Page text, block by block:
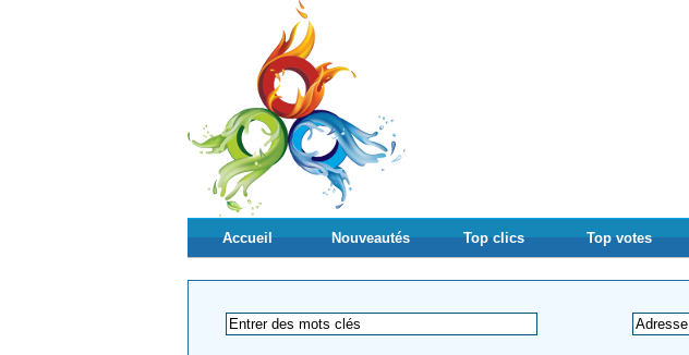
Accueil Nouveautés Top clics Top votes